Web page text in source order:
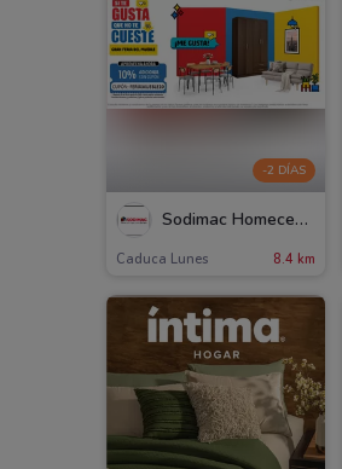
-2 DÍAS
Sodimac Homecenter
Caduca Lunes 8.4 km